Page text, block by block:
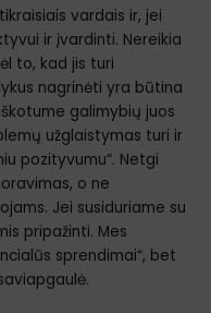
vardais ir, jei
ir įvardinti. Nereikia
to, kad jis turi
nagrinėti yra būtina
galimybių juos
užglaistymas turi ir
pozityvumu“. Netgi
o ne
Jei susiduriame su
pripažinti. Mes
sprendimai“, bet